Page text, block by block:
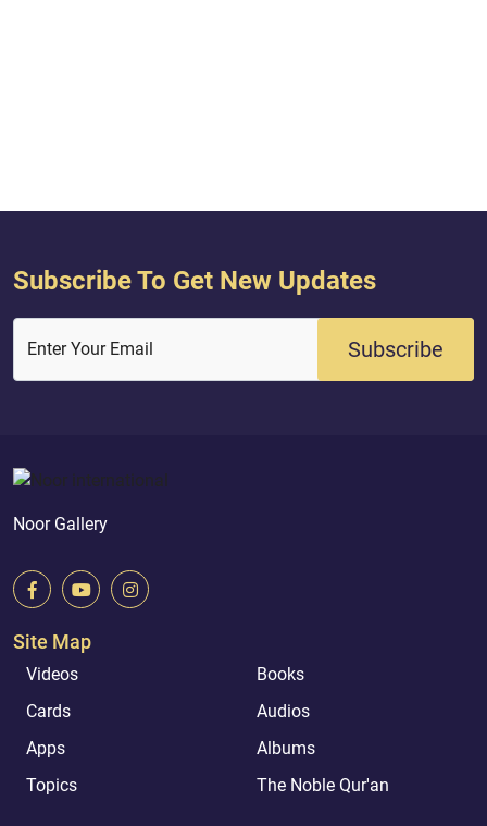
Subscribe To Get New Updates
Enter Your Email Subscribe
Noor Gallery
Site Map
Videos
Books
Cards
Audios
Apps
Albums
Topics
The Noble Qur'an